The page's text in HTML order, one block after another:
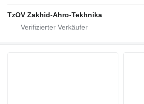
TzOV Zakhid-Ahro-Tekhnika